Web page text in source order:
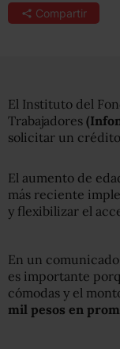
Compartir
El Instituto del
Trabajadores
solicitar un
El aumento de
más reciente
y flexibilizar el
En un
es importante
cómodas y el
mil pesos en